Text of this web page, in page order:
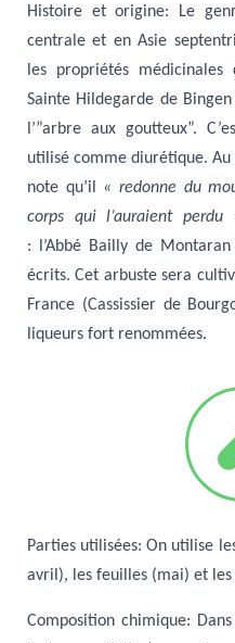
Histoire et origine:
Le
centrale et en Asie
les propriétés
Sainte Hildegarde de
l’”arbre aux goutteux”.
utilisé comme diurétique.
note qu’il
« redonne du
corps qui l’auraient perdu
:
l’Abbé Bailly de
écrits.Cet arbuste sera
France (Cassissier de
liqueurs fort renommées.
Parties utilisées: On utilise
avril), les feuilles (mai) et
Composition chimique: